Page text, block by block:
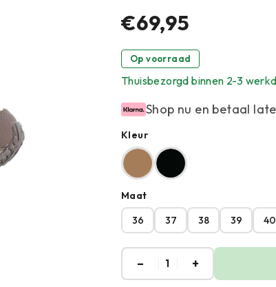
€69,95
Op voorraad
Thuisbezorgd binnen 2-3
Shop nu en betaal
Kleur
Maat
36
37 38 39 40
– 1 +